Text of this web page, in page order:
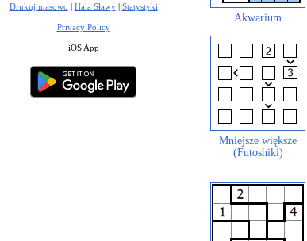
Drukuj masowo | Hala Sławy| Statystyki
Privacy Policy
iOS App
Akwarium
Mniejsze większe
(Futoshiki)